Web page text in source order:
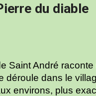
du diable
Saint André raconte
déroule dans le
environs, plus